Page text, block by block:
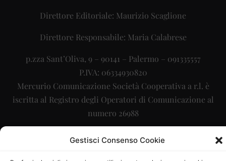
Gestisci Consenso Cookie
Direttore Editoriale: Maurizio Scaglione
Direttore Responsabile: Maria Calabrese
p.zza Sant’Oliva, 9 – 90141 – Palermo – 091335557
P.IVA: 06334930820
Mercurio Comunicazione Società Cooperativa a r.l. è
iscritta al Registro degli Operatori di Comunicazione al
numero 26988
La Digitale srl info@ladigitale.it